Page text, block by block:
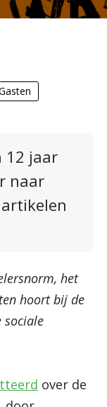
12 jaar
naar
het
hoort bij de
sociale
over de